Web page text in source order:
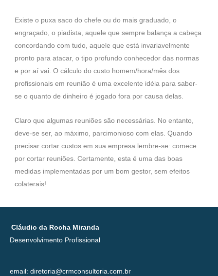
Existe o puxa saco do chefe ou do mais graduado, o
engraçado, o piadista, aquele que sempre balança a cabeça
concordando com tudo, aquele que está invariavelmente
pronto para atacar, o tipo profundo conhecedor das normas
e por aí vai. O cálculo do custo homem/hora/mês dos
profissionais em reunião é uma excelente idéia para saber-
se o quanto de dinheiro é jogado fora por causa delas.
Claro que algumas reuniões são necessárias. No entanto,
deve-se ser, ao máximo, parcimonioso com elas. Quando
precisar cortar custos em sua empresa lembre-se: comece
por cortar reuniões. Certamente, esta é uma das boas
medidas implementadas por um bom gestor, sem efeitos
colaterais!
Cláudio da Rocha Miranda
Desenvolvimento Profissional
email: diretoria@crmconsultoria.com.br